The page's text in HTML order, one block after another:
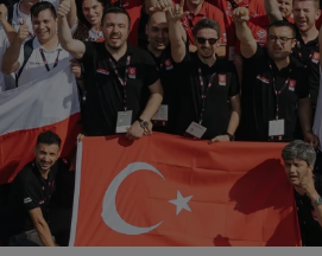
D Wide
W 100% elektryczny
Poznaj elektryczne
Czy elektromobilność
Jakie są zalety
7 kluczowych aspektów
elektromobilność
Niezawodność